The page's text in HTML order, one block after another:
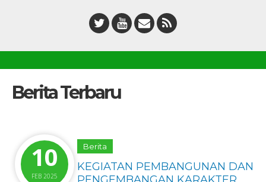
Berita Terbaru
10
FEB 2025
Berita
KEGIATAN PEMBANGUNAN DAN